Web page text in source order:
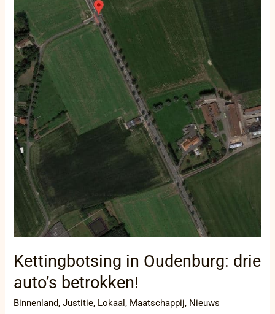
Kettingbotsing in Oudenburg: drie
auto’s betrokken!
Binnenland,Justitie, Lokaal, Maatschappij, Nieuws
auto’s
betrokken!